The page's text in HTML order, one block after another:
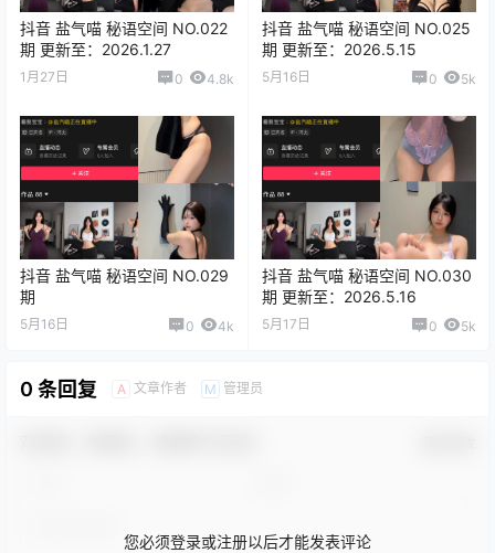
抖音 盐气喵 秘语空间 NO.022
期 更新至：2026.1.27
1月27日 0 4.8k
抖音 盐气喵 秘语空间 NO.025
期 更新至：2026.5.15
5月16日 0 5k
抖音 盐气喵 秘语空间 NO.029
期
5月16日 0 4k
抖音 盐气喵 秘语空间 NO.030
期 更新至：2026.5.16
5月17日 0 5k
0 条回复 A 文章作者 M 管理员
您必须登录或注册以后才能发表评论